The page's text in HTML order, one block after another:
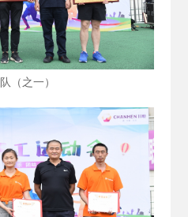
（之一）